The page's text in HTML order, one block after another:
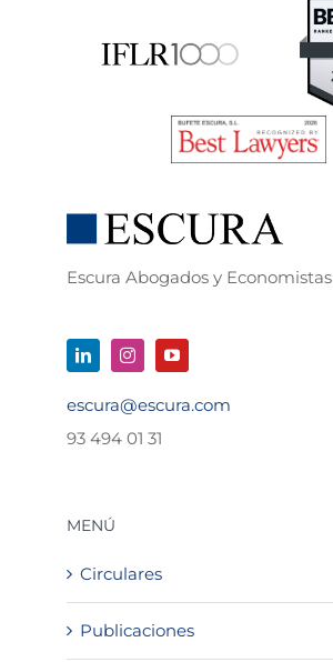
Escura Abogados y Economistas
escura@escura.com
93 494 01 31
MENÚ
Circulares
Publicaciones